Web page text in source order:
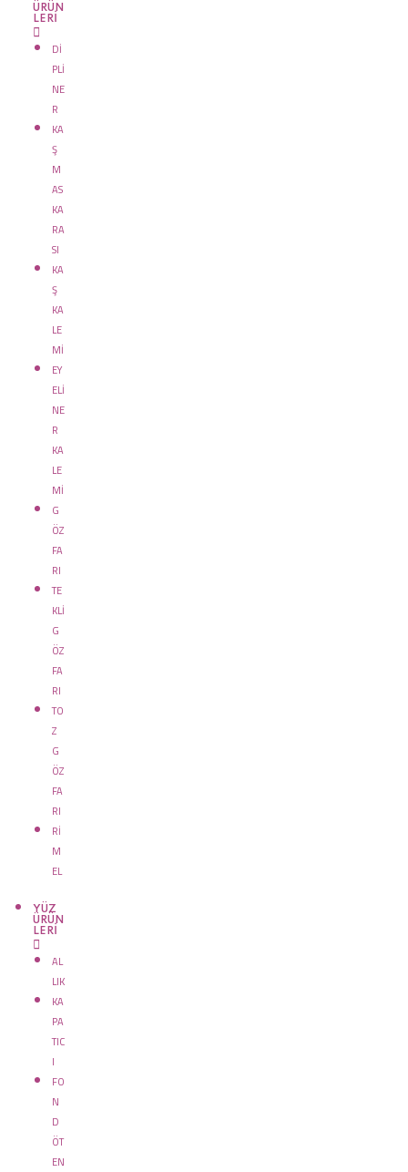
ÜRÜN
LERİ
Dİ
PLİ
NE
R
KA
Ş
M
AS
KA
RA
SI
KA
Ş
KA
LE
Mİ
EY
ELİ
NE
R
KA
LE
Mİ
G
ÖZ
FA
RI
TE
KLİ
G
ÖZ
FA
RI
TO
Z
G
ÖZ
FA
RI
Rİ
M
EL
YÜZ
ÜRÜN
LERİ
AL
LIK
KA
PA
TIC
I
FO
N
D
ÖT
EN